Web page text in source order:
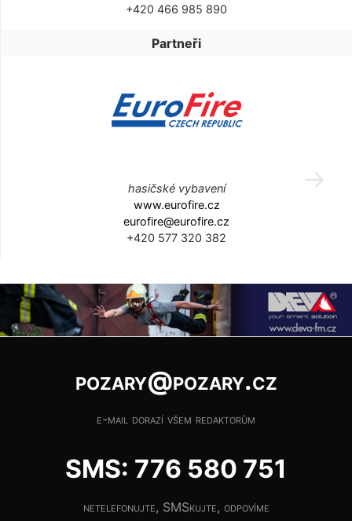
+420 466 985 890
Partneři
hasičské vybavení
www.eurofire.cz
eurofire@eurofire.cz
+420 577 320 382
pozary@pozary.cz
e-mail dorazí všem redaktorům
SMS: 776 580 751
netelefonujte, SMSkujte, odpovíme